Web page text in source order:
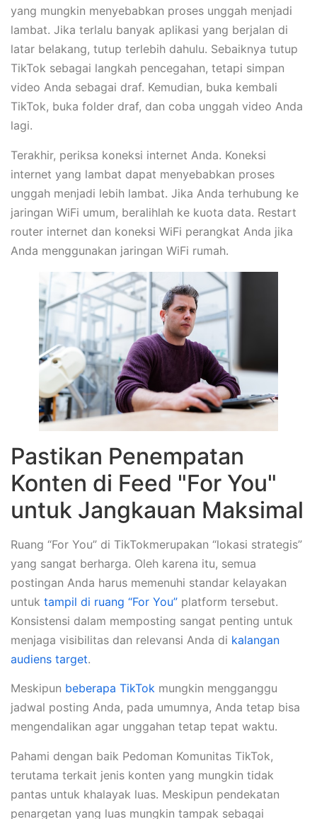
yang mungkin menyebabkan proses unggah menjadi
lambat. Jika terlalu banyak aplikasi yang berjalan di
latar belakang, tutup terlebih dahulu. Sebaiknya tutup
TikTok sebagai langkah pencegahan, tetapi simpan
video Anda sebagai draf. Kemudian, buka kembali
TikTok, buka folder draf, dan coba unggah video Anda
lagi.
Terakhir, periksa koneksi internet Anda. Koneksi
internet yang lambat dapat menyebabkan proses
unggah menjadi lebih lambat. Jika Anda terhubung ke
jaringan WiFi umum, beralihlah ke kuota data. Restart
router internet dan koneksi WiFi perangkat Anda jika
Anda menggunakan jaringan WiFi rumah.
Pastikan Penempatan
Konten di Feed "For You"
untuk Jangkauan Maksimal
Ruang “For You” di TikTokmerupakan “lokasi strategis”
yang sangat berharga. Oleh karena itu, semua
postingan Anda harus memenuhi standar kelayakan
untuk tampil di ruang “For You” platform tersebut.
Konsistensi dalam memposting sangat penting untuk
menjaga visibilitas dan relevansi Anda di kalangan
audiens target.
Meskipun beberapa TikTok mungkin mengganggu
jadwal posting Anda, pada umumnya, Anda tetap bisa
mengendalikan agar unggahan tetap tepat waktu.
Pahami dengan baik Pedoman Komunitas TikTok,
terutama terkait jenis konten yang mungkin tidak
pantas untuk khalayak luas. Meskipun pendekatan
penargetan yang luas mungkin tampak sebagai